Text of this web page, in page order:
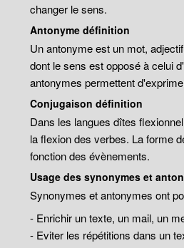
changer le sens.
Antonyme définition
Un antonyme est un mot,
dont le sens est opposé à celui
antonymes permettent
Conjugaison définition
Dans les langues dîtes
la flexion des verbes. La forme
fonction des évènements.
Usage des synonymes et
Synonymes et antonymes ont
- Enrichir un texte, un mail, un
- Eviter les répétitions dans un